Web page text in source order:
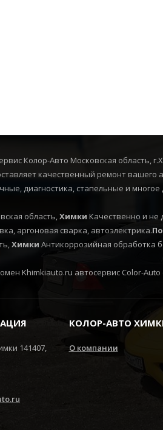
Колор-Авто Московская область,
качественный ремонт вашего
диагностика, стапельные и
область,Химки Качественно и
аргоновая сварка, автоэлектрика.
Химки Антикоррозийная обработка
Khimkiauto.ru автосервис Color-
141407,
КОЛОР-АВТО
О компании